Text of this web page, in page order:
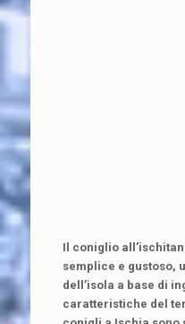
Il coniglio
semplice e gustoso,
dell’isola a base di
caratteristiche del